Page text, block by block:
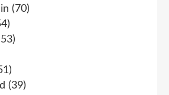
(70)
(39)